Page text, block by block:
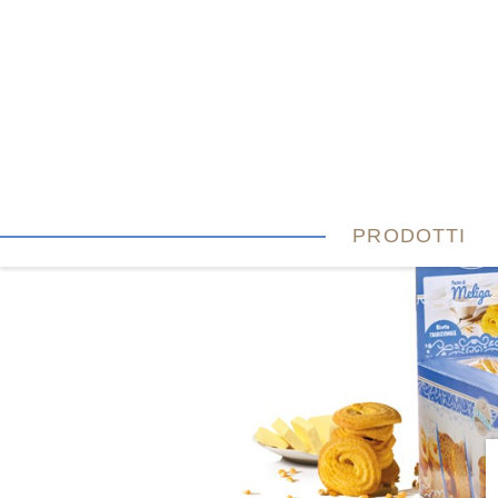
PRODOTTI